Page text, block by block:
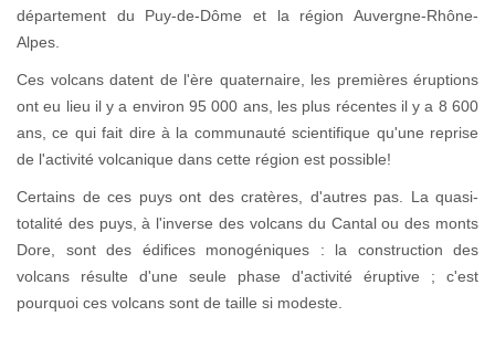
département du Puy-de-Dôme et la région Auvergne-Rhône-
Alpes.
Ces volcans datent de l'ère quaternaire, les premières éruptions
ont eu lieu il y a environ 95 000 ans, les plus récentes il y a 8 600
ans, ce qui fait dire à la communauté scientifique qu'une reprise
de l'activité volcanique dans cette région est possible!
Certains de ces puys ont des cratères, d'autres pas. La quasi-
totalité des puys, à l'inverse des volcans du Cantal ou des monts
Dore, sont des édifices monogéniques : la construction des
volcans résulte d'une seule phase d'activité éruptive ; c'est
pourquoi ces volcans sont de taille si modeste.